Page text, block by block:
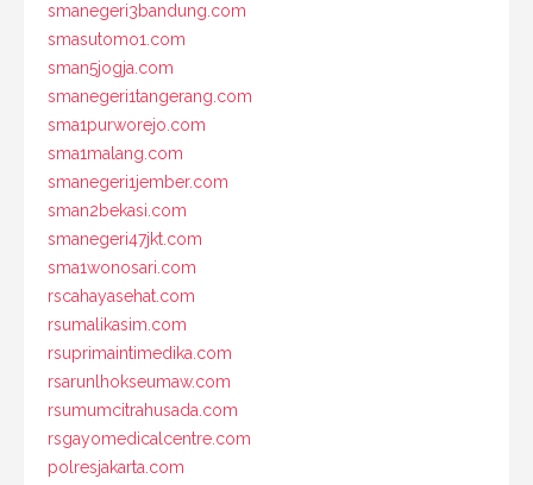
smanegeri3bandung.com
smasutomo1.com
sman5jogja.com
smanegeri1tangerang.com
sma1purworejo.com
sma1malang.com
smanegeri1jember.com
sman2bekasi.com
smanegeri47jkt.com
sma1wonosari.com
rscahayasehat.com
rsumalikasim.com
rsuprimaintimedika.com
rsarunlhokseumaw.com
rsumumcitrahusada.com
rsgayomedicalcentre.com
polresjakarta.com